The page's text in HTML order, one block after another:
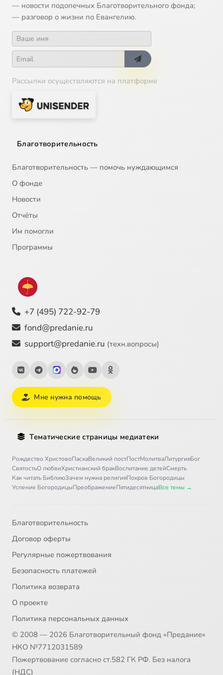
— новости подопечных Благотворительного фонда;
— разговор о жизни по Евангелию.
Рассылки осуществляются на платформе
Благотворительность
Благотворительность — помочь нуждающимся
О фонде
Новости
Отчёты
Им помогли
Программы
+7 (495) 722-92-79
fond@predanie.ru
support@predanie.ru (техн.вопросы)
Мне нужна помощь
Тематические страницы медиатеки
Рождество ХристовоПасхаВеликий постПостМолитваЛитургияБог
СвятостьО любвиХристианский бракВоспитание детейСмерть
Как читать БиблиюЗачем нужна религияПокров Богородицы
Успение БогородицыПреображениеПятидесятницаВсе темы →
Благотворительность
Договор оферты
Регулярные пожертвования
Безопасность платежей
Политика возврата
О проекте
Политика персональных данных
© 2008 — 2026 Благотворительный фонд «Предание»
НКО №7712031589
Пожертвование согласно ст.582 ГК РФ. Без налога
(НДС)